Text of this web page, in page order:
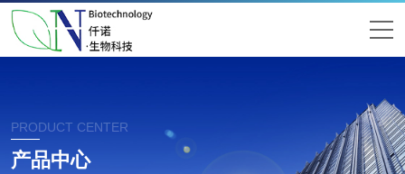
PRODUCT CENTER
产品中心